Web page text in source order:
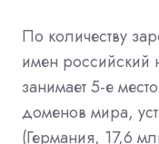
По количеству
имен российский
занимает 5-е
доменов мира,
(Германия, 17,6